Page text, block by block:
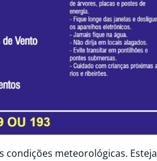
condições meteorológicas. Esteja